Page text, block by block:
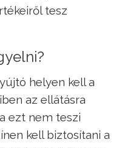
tesz
helyen kell a
az ellátásra
ezt nem teszi
kell biztosítani a